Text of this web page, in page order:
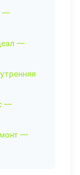
—
—
—
—